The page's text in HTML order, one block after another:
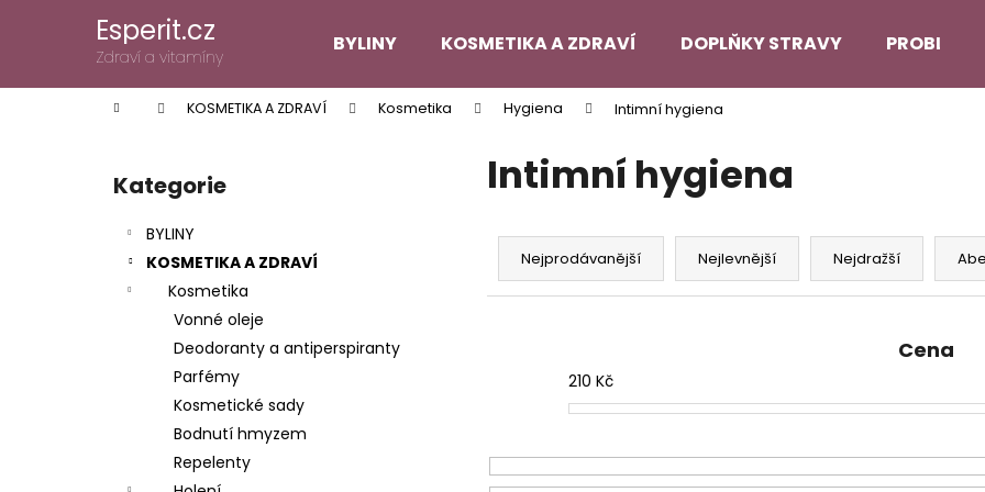
Esperit.cz
Zdraví a vitamíny
BYLINY KOSMETIKA A ZDRAVÍ DOPLŇKY STRAVY
Domů KOSMETIKA A ZDRAVÍ Kosmetika Hygiena Intimní hygiena
Přeskočit
kategorie
Kategorie
BYLINY
KOSMETIKA A ZDRAVÍ
Kosmetika
Vonné oleje
Deodoranty a antiperspiranty
Parfémy
Kosmetické sady
Bodnutí hmyzem
Repelenty
Intimní hygiena
Ř
z
o
Nejprodávanější Nejlevnější Nejdražší
Cena
210 Kč
í
Zpět
do
Zpět
do
Co potřebujete najít?
Doporučujeme